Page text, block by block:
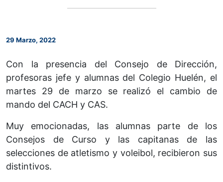
29 Marzo, 2022
Con la presencia del Consejo de Dirección,
profesoras jefe y alumnas del Colegio Huelén, el
martes 29 de marzo se realizó el cambio de
mando del CACH y CAS.
Muy emocionadas, las alumnas parte de los
Consejos de Curso y las capitanas de las
selecciones de atletismo y voleibol, recibieron sus
distintivos.